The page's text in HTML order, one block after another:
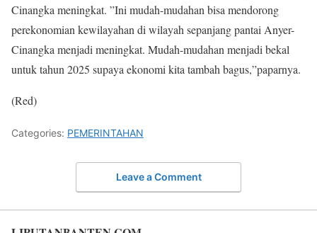
Cinangka meningkat. ”Ini mudah-mudahan bisa mendorong
perekonomian kewilayahan di wilayah sepanjang pantai Anyer-
Cinangka menjadi meningkat. Mudah-mudahan menjadi bekal
untuk tahun 2025 supaya ekonomi kita tambah bagus,”paparnya.
(Red)
Categories: PEMERINTAHAN
Leave a Comment